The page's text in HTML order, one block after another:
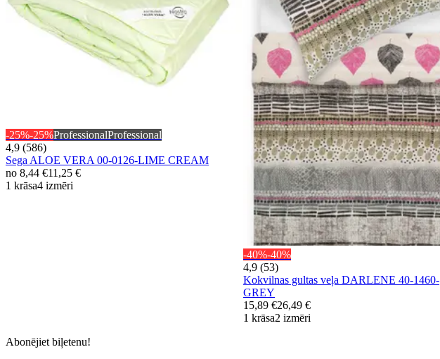
-25%-25%ProfessionalProfessional
4,9 (586)
Sega ALOE VERA 00-0126-LIME CREAM
no 8,44 €11,25 €
1 krāsa4 izmēri
-40%-40%
4,9 (53)
Kokvilnas gultas veļa DARLENE 40-1460-
GREY
15,89 €26,49 €
1 krāsa2 izmēri
Abonējiet biļetenu!